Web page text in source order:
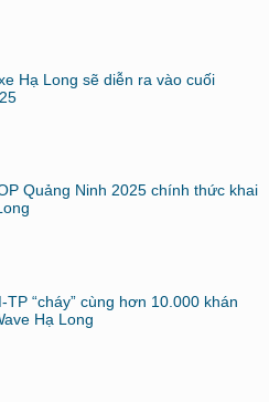
Hạ Long sẽ diễn ra vào cuối
Quảng Ninh 2025 chính thức khai
TP “cháy” cùng hơn 10.000 khán
Hạ Long